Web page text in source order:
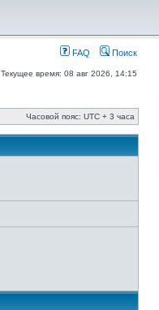
FAQ Поиск
Текущее время: 08 авг 2026, 14:15
Часовой пояс: UTC + 3 часа